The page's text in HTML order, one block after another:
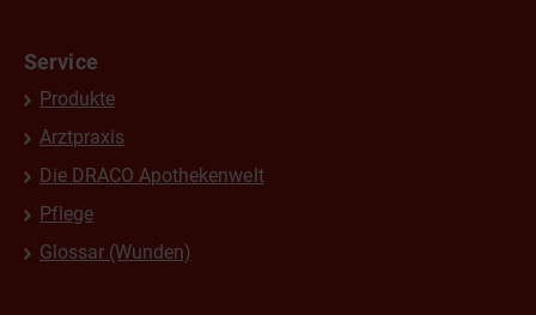
Service
Produkte
Arztpraxis
Die DRACO Apothekenwelt
Pflege
Glossar (Wunden)